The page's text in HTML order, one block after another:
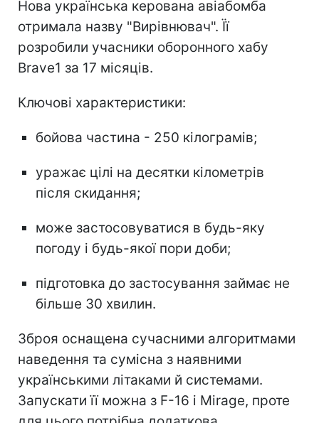
Нова українська керована авіабомба
отримала назву "Вирівнювач". Її
розробили учасники оборонного хабу
Brave1 за 17 місяців.
Ключові характеристики:
бойова частина - 250 кілограмів;
уражає цілі на десятки кілометрів
після скидання;
може застосовуватися в будь-яку
погоду і будь-якої пори доби;
підготовка до застосування займає не
більше 30 хвилин.
Зброя оснащена сучасними алгоритмами
наведення та сумісна з наявними
українськими літаками й системами.
Запускати її можна з F-16 і Mirage, проте